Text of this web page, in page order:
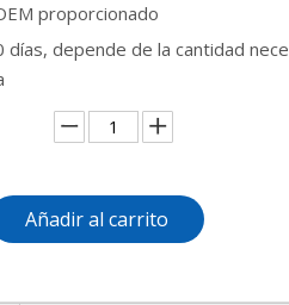
proporcionado
días, depende de la cantidad nece
Añadir al carrito